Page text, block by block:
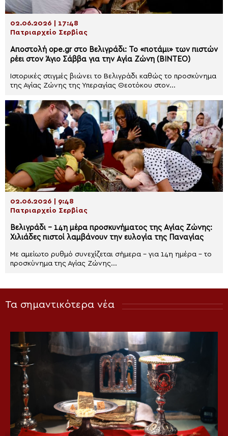
02.06.2026 | 17:48
Πατριαρχείο Σερβίας
Αποστολή ope.gr στο Βελιγράδι: Το «ποτάμι» των πιστών
ρέει στον Άγιο Σάββα για την Αγία Ζώνη (ΒΙΝΤΕΟ)
Iστορικές στιγμές βιώνει το Βελιγράδι καθώς το προσκύνημα
της Αγίας Ζώνης της Υπεραγίας Θεοτόκου στον...
02.06.2026 | 9:48
Πατριαρχείο Σερβίας
Βελιγράδι – 14η μέρα προσκυνήματος της Αγίας Ζώνης:
Χιλιάδες πιστοί λαμβάνουν την ευλογία της Παναγίας
Με αμείωτο ρυθμό συνεχίζεται σήμερα – για 14η ημέρα – το
προσκύνημα της Αγίας Ζώνης...
Τα σημαντικότερα νέα